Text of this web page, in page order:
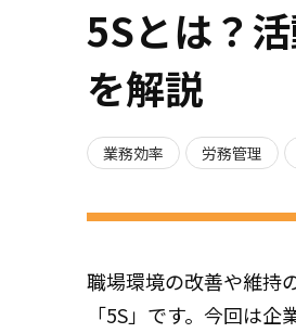
5Sとは？
を解説
業務効率 労務管理
職場環境の改善や維持
「5S」です。今回は